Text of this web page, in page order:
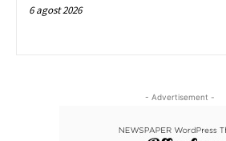
6 agost 2026
- Advertisement -